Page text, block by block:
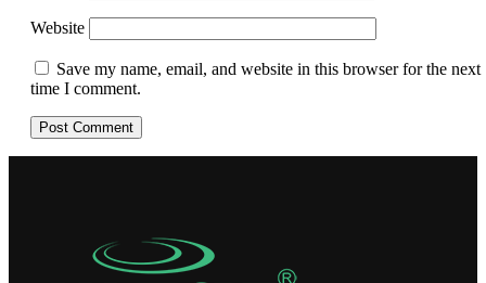
Website
Save my name, email, and website in this browser for the next
time I comment.